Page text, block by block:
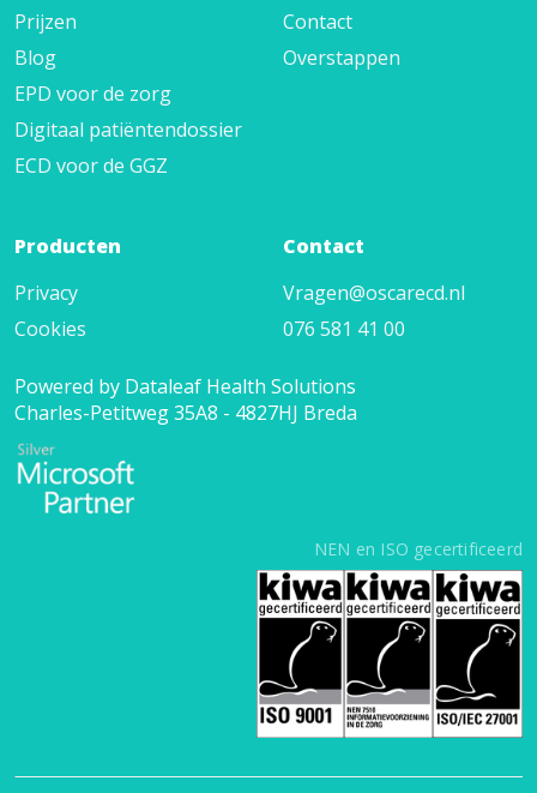
Prijzen
Blog
EPD voor de zorg
Digitaal patiëntendossier
ECD voor de GGZ
Contact
Overstappen
Producten
Privacy
Cookies
Contact
Vragen@oscarecd.nl
076 581 41 00
Powered by Dataleaf Health Solutions
Charles-Petitweg 35A8 - 4827HJ Breda
NEN en ISO gecertificeerd